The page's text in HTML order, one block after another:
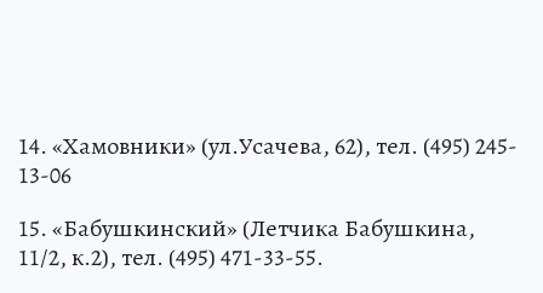
14. «Хамовники» (ул.Усачева, 62), тел. (495) 245-
13-06
15. «Бабушкинский» (Летчика Бабушкина,
11/2, к.2), тел. (495) 471-33-55.